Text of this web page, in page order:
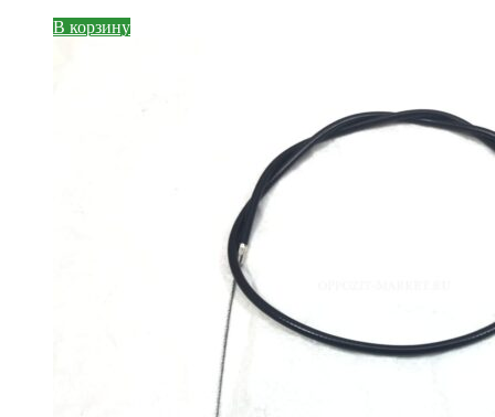
В корзину